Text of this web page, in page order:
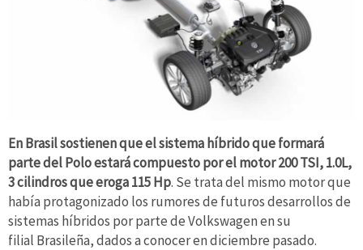
En Brasil sostienen que el sistema híbrido que formará
parte del Polo estará compuesto por el motor 200 TSI, 1.0L,
3 cilindros que eroga 115 Hp. Se trata del mismo motor que
había protagonizado los rumores de futuros desarrollos de
sistemas híbridos por parte de Volkswagen en su
filial Brasileña, dados a conocer en diciembre pasado.